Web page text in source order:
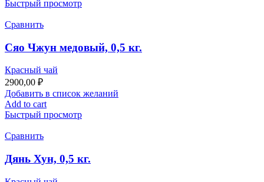
Быстрый просмотр
Сравнить
Сяо Чжун медовый, 0,5 кг.
Красный чай
2900,00 ₽
Добавить в список желаний
Add to cart
Быстрый просмотр
Сравнить
Дянь Хун, 0,5 кг.